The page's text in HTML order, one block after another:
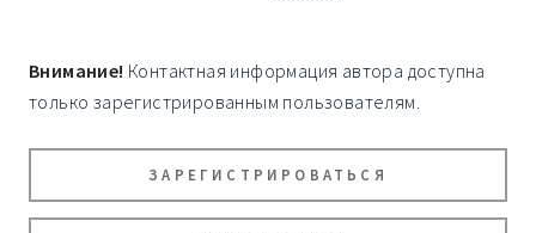
Внимание! Контактная информация автора доступна
только зарегистрированным пользователям.
ЗАРЕГИСТРИРОВАТЬСЯ